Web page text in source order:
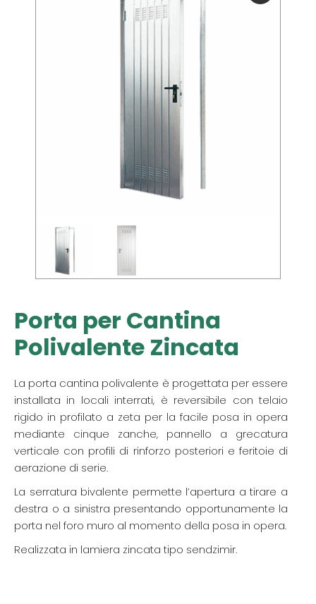
Porta per Cantina
Polivalente Zincata
La porta cantina polivalente è progettata per essere
installata in locali interrati, è reversibile con telaio
rigido in profilato a zeta per la facile posa in opera
mediante cinque zanche, pannello a grecatura
verticale con profili di rinforzo posteriori e feritoie di
aerazione di serie.
La serratura bivalente permette l’apertura a tirare a
destra o a sinistra presentando opportunamente la
porta nel foro muro al momento della posa in opera.
Realizzata in lamiera zincata tipo sendzimir.